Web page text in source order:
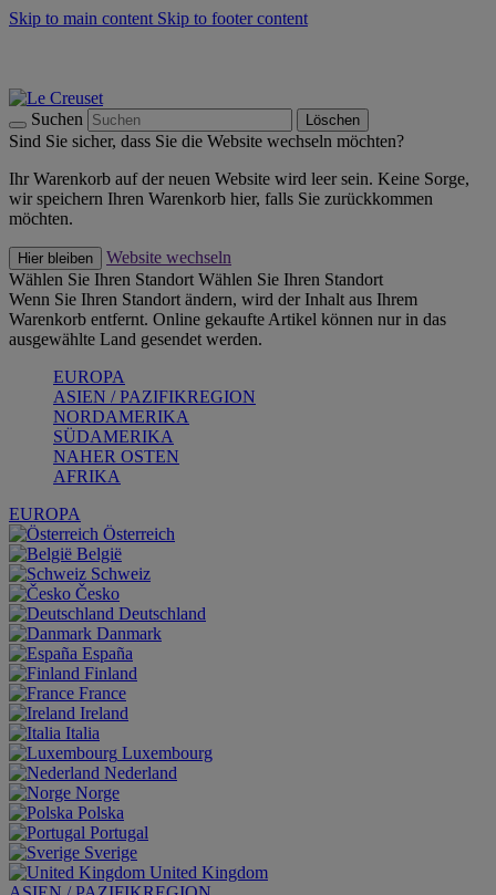
Skip to main content Skip to footer content
Suchen Löschen
Sind Sie sicher, dass Sie die Website wechseln möchten?
Ihr Warenkorb auf der neuen Website wird leer sein. Keine Sorge,
wir speichern Ihren Warenkorb hier, falls Sie zurückkommen
möchten.
Hier bleiben
Website wechseln
Wählen Sie Ihren Standort Wählen Sie Ihren Standort
Wenn Sie Ihren Standort ändern, wird der Inhalt aus Ihrem
Warenkorb entfernt. Online gekaufte Artikel können nur in das
ausgewählte Land gesendet werden.
EUROPA
ASIEN / PAZIFIKREGION
NORDAMERIKA
SÜDAMERIKA
NAHER OSTEN
AFRIKA
EUROPA
Österreich
België
Schweiz
Česko
Deutschland
Danmark
España
Finland
France
Ireland
Italia
Luxembourg
Nederland
Norge
Polska
Portugal
Sverige
United Kingdom